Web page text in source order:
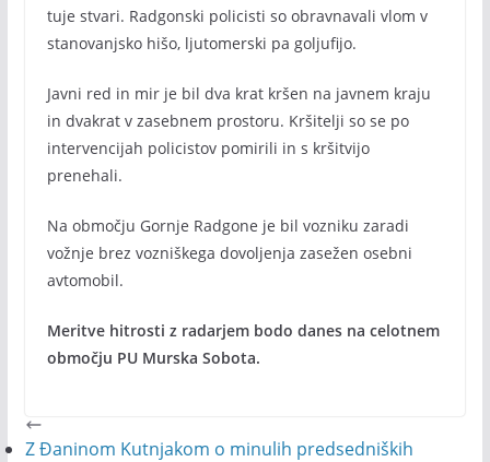
tuje stvari. Radgonski policisti so obravnavali vlom v
stanovanjsko hišo, ljutomerski pa goljufijo.
Javni red in mir je bil dva krat kršen na javnem kraju
in dvakrat v zasebnem prostoru. Kršitelji so se po
intervencijah policistov pomirili in s kršitvijo
prenehali.
Na območju Gornje Radgone je bil vozniku zaradi
vožnje brez vozniškega dovoljenja zasežen osebni
avtomobil.
Meritve hitrosti z radarjem bodo danes na celotnem
območju PU Murska Sobota.
Z Đaninom Kutnjakom o minulih predsedniških